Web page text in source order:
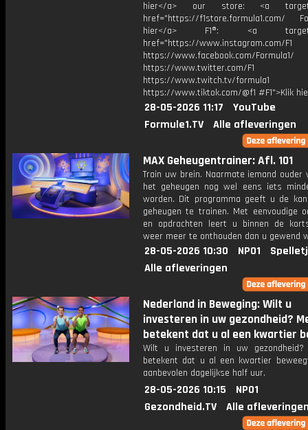
hier</a> our store: <a
href="https://f1store.formula1.com/
hier</a> F1®: <a
href="https://www.instagram.com/F1
https://www.facebook.com/Formula1/
https://www.twitter.com/F1
https://www.twitch.tv/formula1
https://www.tiktok.com/@f1 #F1">Klik
28-05-2026 11:17
YouTube
Formule1.TV
Alle afleveringen
MAX Geheugentrainer: Afl. 101
Train uw brein. Naarmate iemand ouder
het geheugen nog wel eens iets
worden. Dit programma geeft u de
geheugen te trainen. Met eenvoudige
en opdrachten leert u binnen de
weer meer te onthouden dan u gewend
28-05-2026 10:30 NPO1
Alle afleveringen
Nederland in Beweging: Wilt u
investeren in uw gezondheid?
betekent dat u al een kwartier
Wilt u investeren in uw gezondheid?
betekent dat u al een kwartier
aanbevolen dagelijkse half uur.
28-05-2026 10:15
NPO1
Gezondheid.TV
Alle